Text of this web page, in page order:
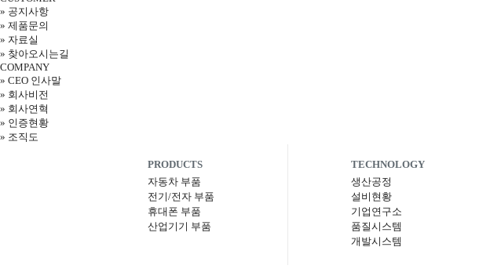
» 공지사항
» 제품문의
» 자료실
» 찾아오시는길
COMPANY
» CEO 인사말
» 회사비전
» 회사연혁
» 인증현황
» 조직도
PRODUCTS
자동차 부품
전기/전자 부품
휴대폰 부품
산업기기 부품
TECHNOLOGY
생산공정
설비현황
기업연구소
품질시스템
개발시스템